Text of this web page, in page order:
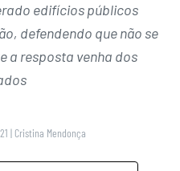
edifícios públicos
defendendo que não se
a resposta venha dos
| Cristina Mendonça